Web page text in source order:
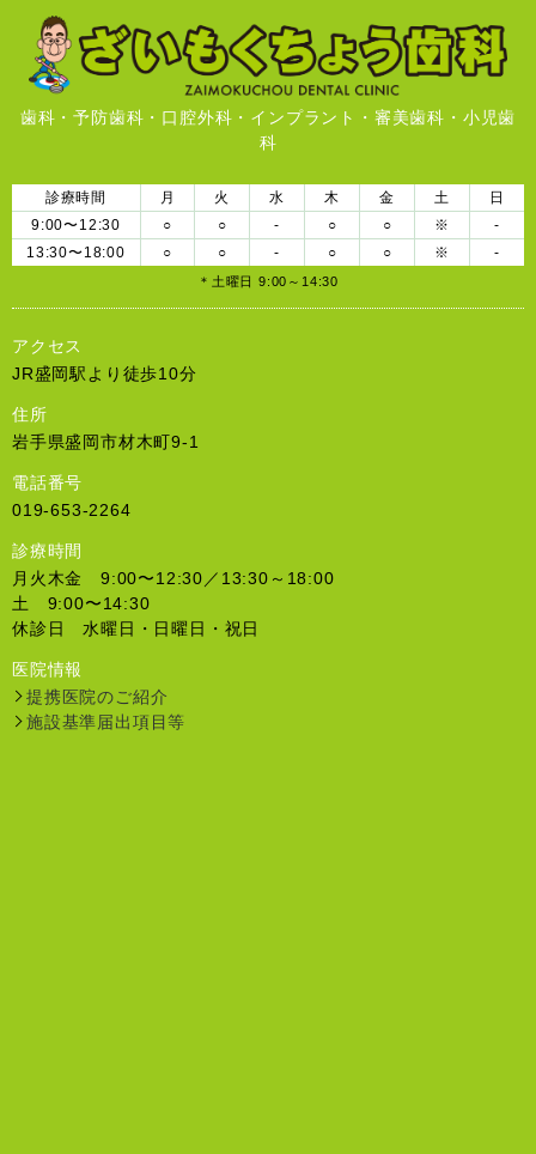
歯科・予防歯科・口腔外科・インプラント・審美歯科・小児歯
科
診療時間 月 火 水 木 金 土
日
9:00〜12:30
○ ○ - ○ ○ ※
-
13:30〜18:00
○ ○ - ○ ○ ※ -
＊土曜日 9:00～14:30
アクセス
JR盛岡駅より徒歩10分
住所
岩手県盛岡市材木町9-1
電話番号
019-653-2264
診療時間
月火木金 9:00〜12:30／13:30～18:00
土 9:00〜14:30
休診日 水曜日・日曜日・祝日
医院情報
提携医院のご紹介
施設基準届出項目等